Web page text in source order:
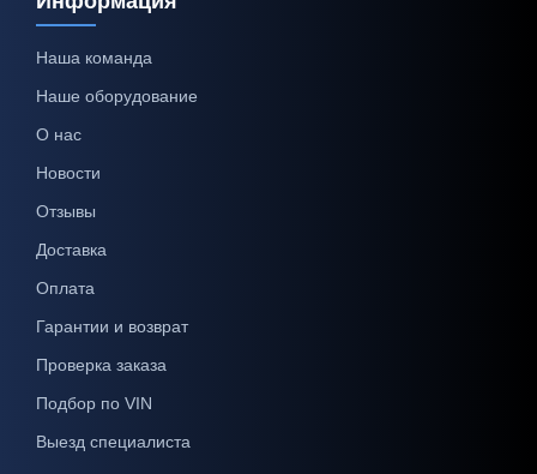
Наша команда
Наше оборудование
О нас
Новости
Отзывы
Доставка
Оплата
Гарантии и возврат
Проверка заказа
Подбор по VIN
Выезд специалиста